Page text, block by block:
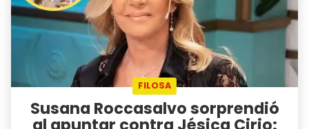
FILOSA
Susana Roccasalvo sorprendió
al apuntar contra Jésica Cirio: